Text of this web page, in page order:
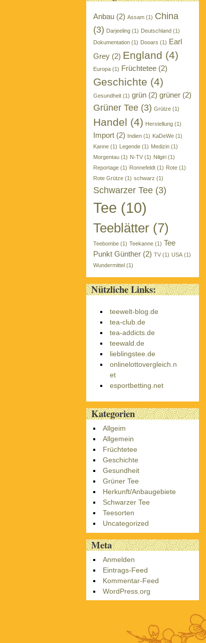
Anbau (2) Assam (1) China
(3) Darjeeling (1) Deutschland (1)
Dokumentation (1) Dooars (1) Earl
Grey (2) England (4)
Europa (1) Früchtetee (2)
Geschichte (4)
Gesundheit (1) grün (2) grüner (2)
Grüner Tee (3) Grütze (1)
Handel (4) Herstellung (1)
Import (2) Indien (1) KaDeWe (1)
Kanne (1) Legende (1) Medizin (1)
Morgentau (1) N-TV (1) Nilgiri (1)
Reportage (1) Ronnefeldt (1) Rote (1)
Rote Grütze (1) schwarz (1)
Schwarzer Tee (3)
Tee (10)
Teeblätter (7)
Teebombe (1) Teekanne (1) Tee
Punkt Günther (2) TV (1) USA (1)
Wundermittel (1)
Nützliche Links:
teewelt-blog.de
tea-club.de
tea-addicts.de
teewald.de
lieblingstee.de
onlinelottovergleich.n
et
esportbetting.net
Kategorien
Allgeim
Allgemein
Früchtetee
Geschichte
Gesundheit
Grüner Tee
Herkunft/Anbaugebiete
Schwarzer Tee
Teesorten
Uncategorized
Meta
Anmelden
Eintrags-Feed
Kommentar-Feed
WordPress.org